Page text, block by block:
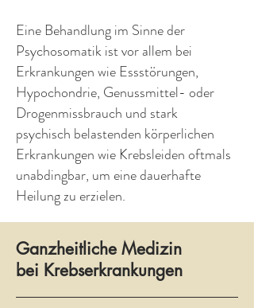
Eine Behandlung im Sinne der
Psychosomatik ist vor allem bei
Erkrankungen wie Essstörungen,
Hypochondrie, Genussmittel- oder
Drogenmissbrauch und stark
psychisch belastenden körperlichen
Erkrankungen wie Krebsleiden oftmals
unabdingbar, um eine dauerhafte
Heilung zu erzielen.
Ganzheitliche Medizin
bei Krebserkrankungen